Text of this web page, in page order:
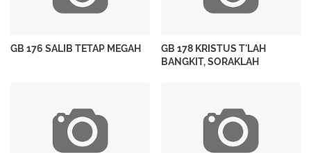
GB 176 SALIB TETAP MEGAH
GB 178 KRISTUS T'LAH
BANGKIT, SORAKLAH